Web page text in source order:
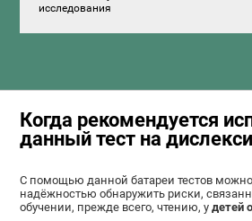
исследования
Когда рекомендуется
данный тест на
С помощью данной батареи тестов
надёжностью обнаружить риски,
обучении, прежде всего, чтению, удетей